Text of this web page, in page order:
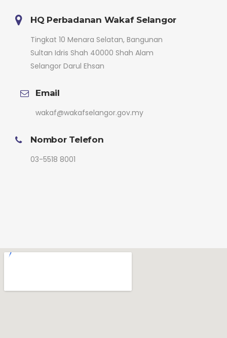
HQ Perbadanan Wakaf Selangor
Tingkat 10 Menara Selatan, Bangunan
Sultan Idris Shah 40000 Shah Alam
Selangor Darul Ehsan
Email
wakaf@wakafselangor.gov.my
Nombor Telefon
03-5518 8001